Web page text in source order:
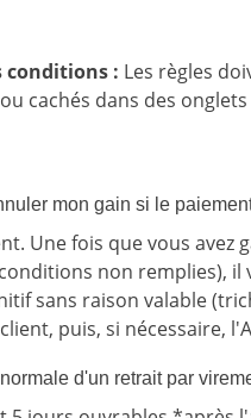
conditions : Les règles
cachés dans des
mon gain si le
Une fois que vous
non remplies),
sans raison valable
puis, si nécessaire,
d'un retrait par